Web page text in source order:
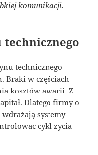
komunikacji.
technicznego
technicznego
Braki w częściach
kosztów awarii. Z
Dlatego firmy o
systemy
cykl życia